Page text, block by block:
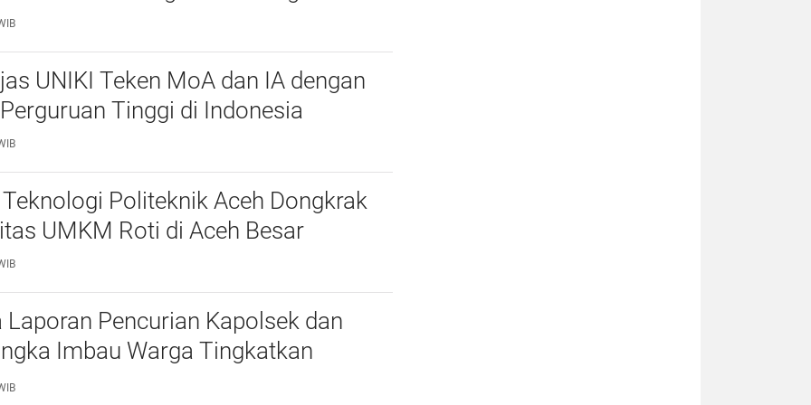
UNIKI Teken MoA dan IA dengan
Tinggi di Indonesia
Politeknik Aceh Dongkrak
UMKM Roti di Aceh Besar
Laporan Pencurian Kapolsek dan
Imbau Warga Tingkatkan